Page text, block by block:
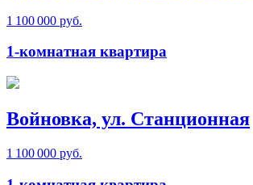
1 100 000 руб.
1-комнатная квартира
Войновка, ул. Станционная
1 100 000 руб.